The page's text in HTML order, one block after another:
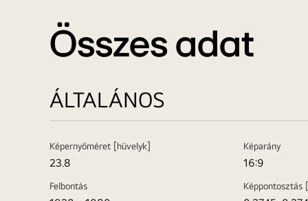
Összes adat
ÁLTALÁNOS
Képernyőméret [hüvelyk]
23.8
Képarány
16:9
Felbontás Képpontosztás